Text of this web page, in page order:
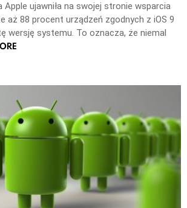
Apple ujawniła na swojej stronie wsparcia
aż 88 procent urządzeń zgodnych z iOS 9
wersję systemu. To oznacza, że niemal